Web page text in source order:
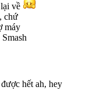
về
chứ
máy
hết ah, hey